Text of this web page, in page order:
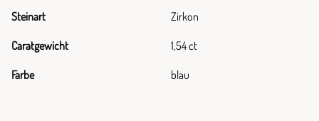
Steinart Zirkon
Caratgewicht 1,54 ct
Farbe blau